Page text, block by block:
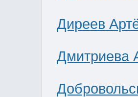
Диреев
Дмитриева